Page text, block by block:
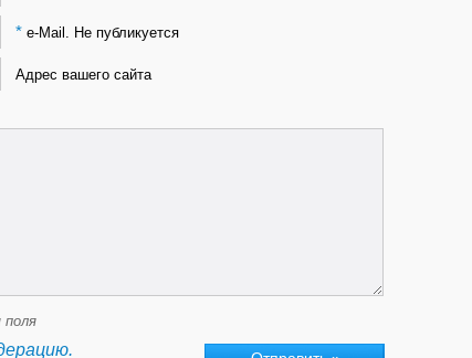
*e-Mail. Не публикуется
Адрес вашего сайта
поля